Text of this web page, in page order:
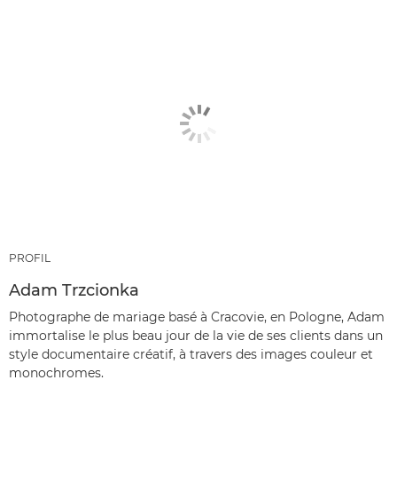
PROFIL
Adam Trzcionka
Photographe de mariage basé à Cracovie, en Pologne, Adam
immortalise le plus beau jour de la vie de ses clients dans un
style documentaire créatif, à travers des images couleur et
monochromes.